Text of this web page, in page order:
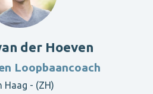
der Hoeven
Loopbaancoach
Haag - (ZH)